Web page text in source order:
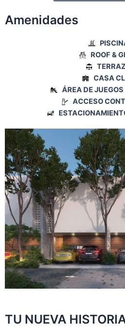
Amenidades
ROOF &
CASA
ÁREA DE
ACCESO
TU NUEVA